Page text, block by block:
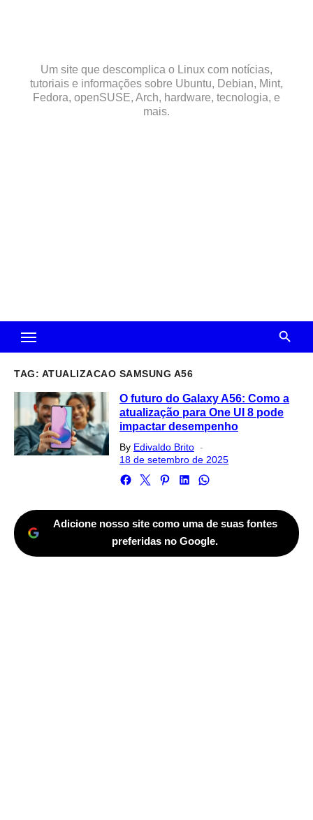
Um site que descomplica o Linux com notícias,
tutoriais e informações sobre Ubuntu, Debian, Mint,
Fedora, openSUSE, Arch, hardware, tecnologia, e
mais.
TAG: ATUALIZACAO SAMSUNG A56
O futuro do Galaxy A56: Como a
atualização para One UI 8 pode
impactar desempenho
By Edivaldo Brito
on
18 de setembro de 2025
Adicione nosso site como uma de suas fontes
preferidas no Google.